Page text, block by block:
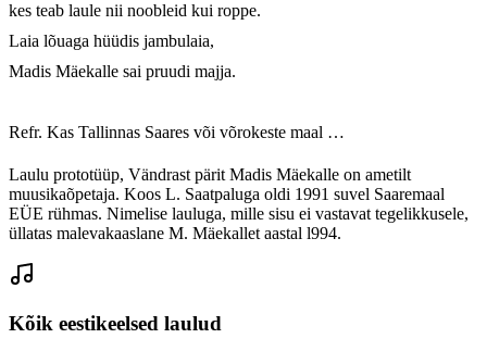
kes teab laule nii noobleid kui roppe.
Laia lõuaga hüüdis jambulaia,
Madis Mäekalle sai pruudi majja.
Refr. Kas Tallinnas Saares või võrokeste maal …
Laulu prototüüp, Vändrast pärit Madis Mäekalle on ametilt
muusikaõpetaja. Koos L. Saatpaluga oldi 1991 suvel Saaremaal
EÜE rühmas. Nimelise lauluga, mille sisu ei vastavat tegelikkusele,
üllatas malevakaaslane M. Mäekallet aastal l994.
Kõik eestikeelsed laulud